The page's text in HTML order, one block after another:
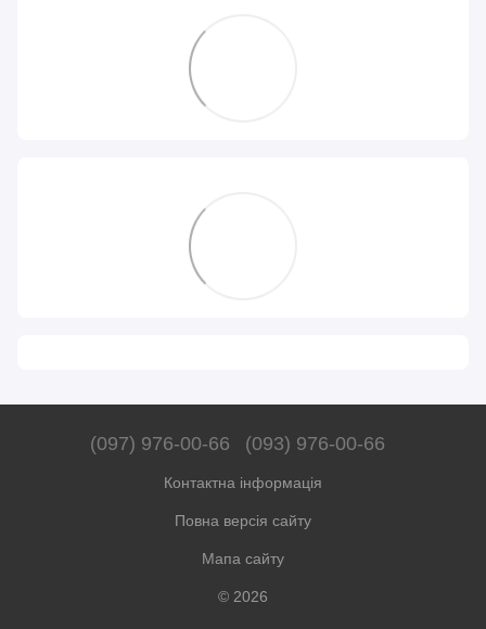
(097) 976-00-66 (093) 976-00-66
Контактна інформація
Повна версія сайту
Мапа сайту
© 2026